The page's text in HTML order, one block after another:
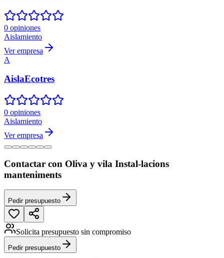
0 opiniones
Aislamiento
Ver empresa
A
AislaEcotres
0 opiniones
Aislamiento
Ver empresa
Contactar con Oliva y vila Instal-lacions
manteniments
Pedir presupuesto
Solicita presupuesto sin compromiso
Pedir presupuesto